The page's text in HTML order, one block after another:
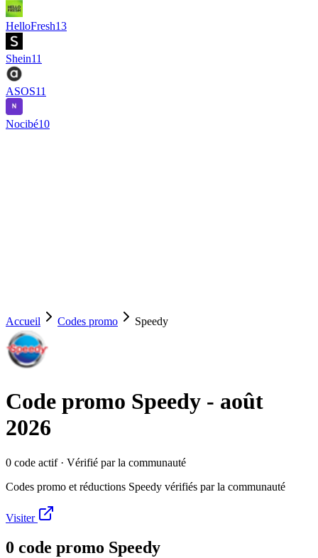
HelloFresh13
Shein11
ASOS11
Nocibé10
Accueil Codes promo Speedy
Code promo Speedy - août
2026
0 code actif· Vérifié par la communauté
Codes promo et réductions Speedy vérifiés par la communauté
Visiter
0 code promo Speedy